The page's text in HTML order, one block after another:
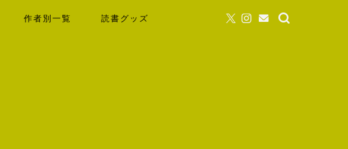
作者別一覧 読書グッズ